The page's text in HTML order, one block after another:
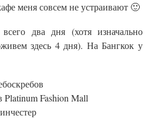
меня совсем не устраивают 🙂
два дня (хотя изначально
здесь 4 дня). На Бангкок у
Fashion Mall